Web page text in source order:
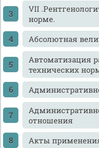
VII
норме.
Абсолютная
Автоматизация
технических
отношения
Акты